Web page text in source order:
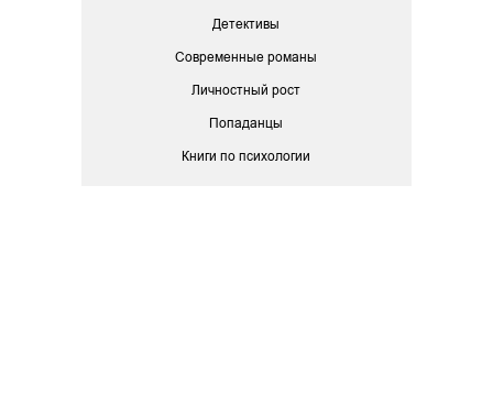
Детективы
Современные романы
Личностный рост
Попаданцы
Книги по психологии